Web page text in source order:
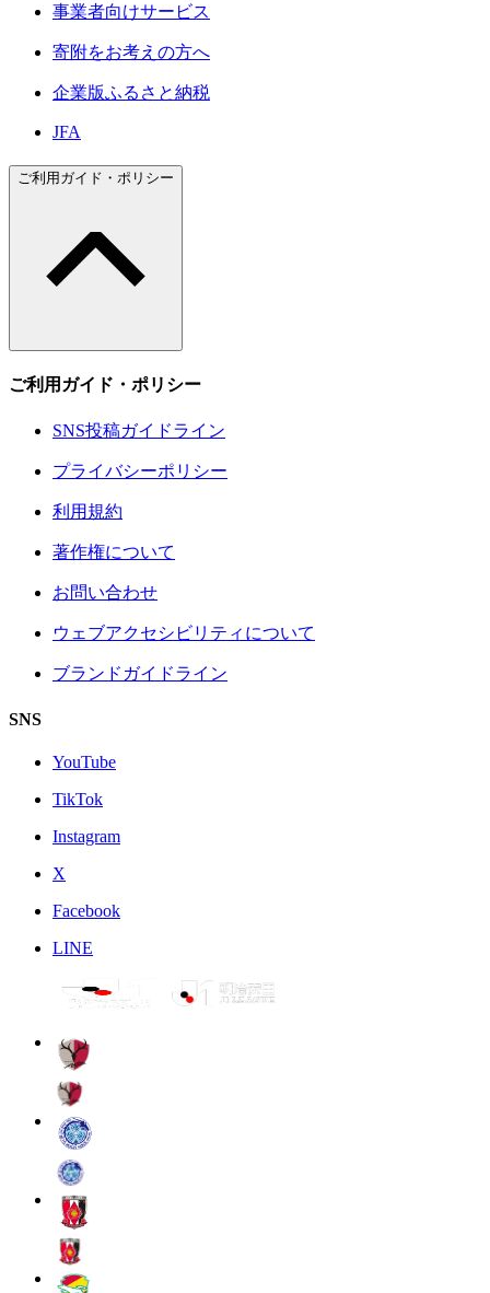
事業者向けサービス
寄附をお考えの方へ
企業版ふるさと納税
JFA
ご利用ガイド・ポリシー
ご利用ガイド・ポリシー
SNS投稿ガイドライン
プライバシーポリシー
利用規約
著作権について
お問い合わせ
ウェブアクセシビリティについて
ブランドガイドライン
SNS
YouTube
TikTok
Instagram
X
Facebook
LINE